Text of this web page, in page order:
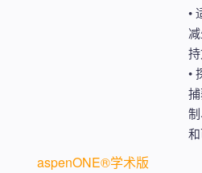
•
•
aspenONE®学术版